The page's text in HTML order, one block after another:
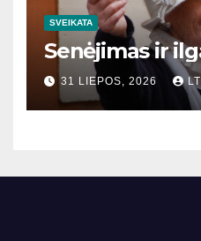
SVEIKATA
Senėjimas ir
31 LIEPOS, 2026